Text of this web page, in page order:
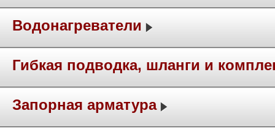
Водонагреватели
Гибкая подводка, шланги и
Запорная арматура